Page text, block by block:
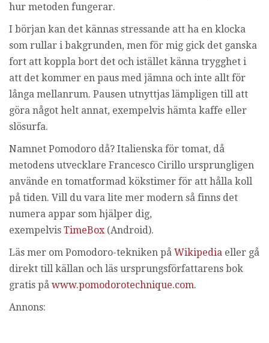
hur metoden fungerar.
I början kan det kännas stressande att ha en klocka
som rullar i bakgrunden, men för mig gick det ganska
fort att koppla bort det och istället känna trygghet i
att det kommer en paus med jämna och inte allt för
långa mellanrum. Pausen utnyttjas lämpligen till att
göra något helt annat, exempelvis hämta kaffe eller
slösurfa.
Namnet Pomodoro då? Italienska för tomat, då
metodens utvecklare Francesco Cirillo ursprungligen
använde en tomatformad kökstimer för att hålla koll
på tiden. Vill du vara lite mer modern så finns det
numera appar som hjälper dig,
exempelvis TimeBox (Android).
Läs mer om Pomodoro-tekniken på Wikipedia eller gå
direkt till källan och läs ursprungsförfattarens bok
gratis på www.pomodorotechnique.com.
Annons: